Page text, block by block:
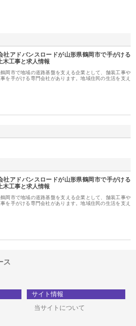
社アドバンスロードが山形県鶴岡市で手がける
木工事と求人情報
岡市で地域の道路基盤を支える企業として、舗装工事や
を手がける専門会社があります。地域住民の生活を支え
社アドバンスロードが山形県鶴岡市で手がける
木工事と求人情報
岡市で地域の道路基盤を支える企業として、舗装工事や
を手がける専門会社があります。地域住民の生活を支え
ス
サイト情報
当サイトについて